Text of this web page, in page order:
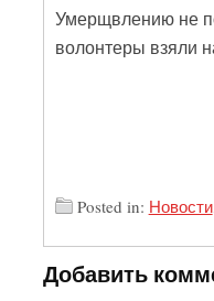
Умерщвлению не
волонтеры взяли
Posted in: Новости
Добавить